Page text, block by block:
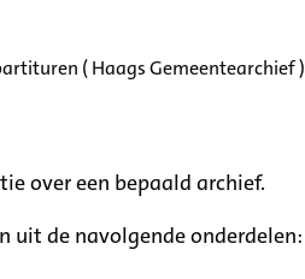
( Haags Gemeentearchief )
over een bepaald archief.
uit de navolgende onderdelen: